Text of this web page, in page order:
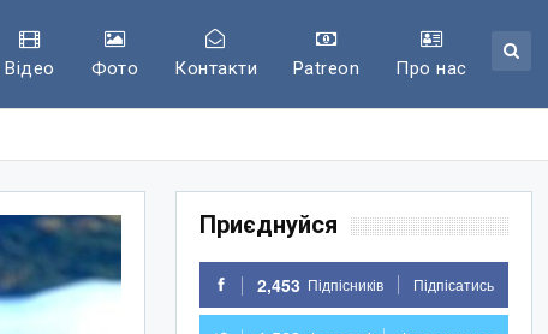
Відео Фото Контакти Patreon Про нас
Приєднуйся
2,453 Підпісників Підпісатись